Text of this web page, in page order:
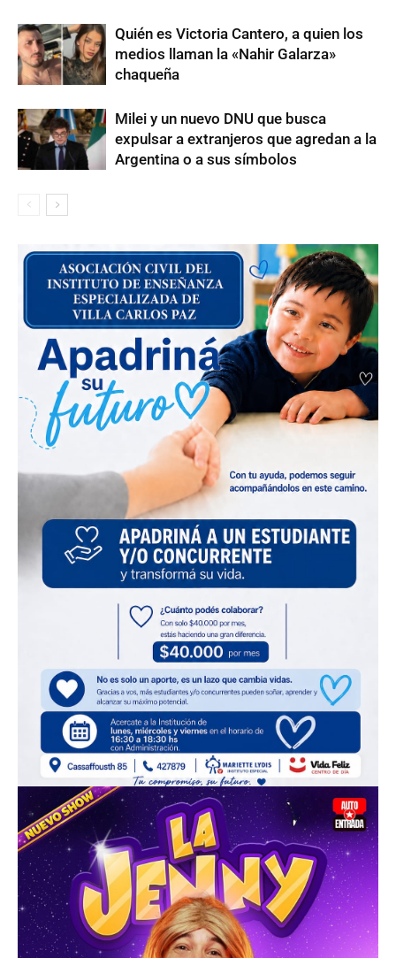
Quién es Victoria Cantero, a quien los
medios llaman la «Nahir Galarza»
chaqueña
Milei y un nuevo DNU que busca
expulsar a extranjeros que agredan a la
Argentina o a sus símbolos